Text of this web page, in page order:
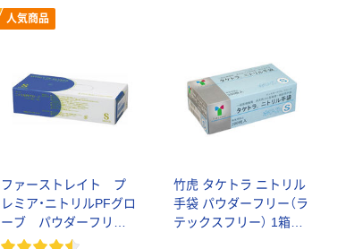
人気商品
ファーストレイト プ
レミア・ニトリルPFグロ
ーブ パウダーフリ
ー ホワイト 1箱（100
竹虎 タケトラ ニトリル
手袋 パウダーフリー（ラ
テックスフリー） 1箱